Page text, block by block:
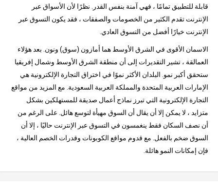
قابلة للتطبيق تمامًا ، فهي آمنة بنفس القدر. نظرًا لأن الأسواق عبر
الإنترنت تقدم الكثير من الخصومات والصفقات ، فقد يكون التسوق عبر
الإنترنت خيارًا أفضل من التسوق العادي.
الاسمان الأقوى في الشرق الأوسط هما أمازون (سوق) ونون. بعد هؤلاء
العمالقة ، تشير التقديرات إلى أن منطقة الشرق الأوسط وشمال إفريقيا
ستحقق أكبر نمو. البلدان الأكثر نموًا في اختراق التجارة الإلكترونية هي
الإمارات العربية المتحدة والمملكة العربية السعودية. مع المزيد من مواقع
التجارة الإلكترونية التي تبرز نماذج أعمال صديقة للمستهلكين بشكل
متزايد ، لا يمكن إلا أن يقال أن السوق مهيأة لتوسع هائل. على الرغم من
أن نصف السكان فقط ينغمسون في التسوق عبر الإنترنت حاليًا ، إلا أن
السوق ضخم بالفعل. مع قدوم مواقع الكوبونات وقدرات الخصم العالية ،
فإن إمكانات النمو هائلة.